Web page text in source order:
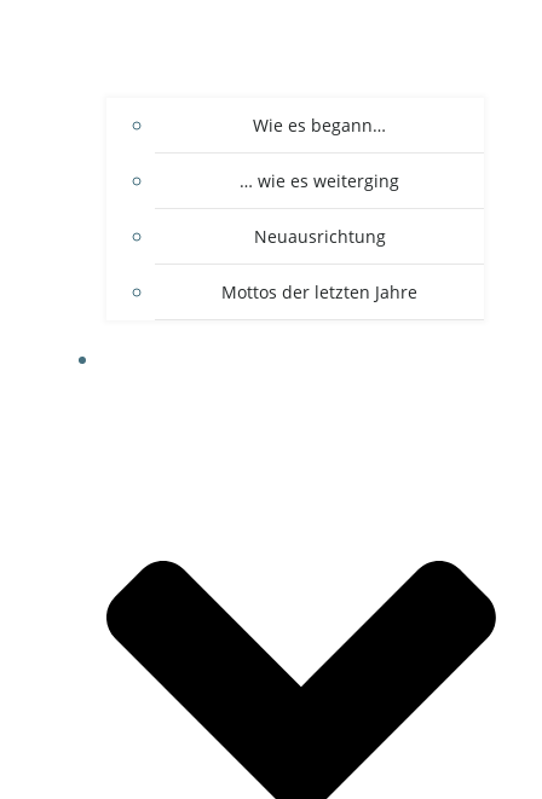
Wie es begann…
… wie es weiterging
Neuausrichtung
Mottos der letzten Jahre